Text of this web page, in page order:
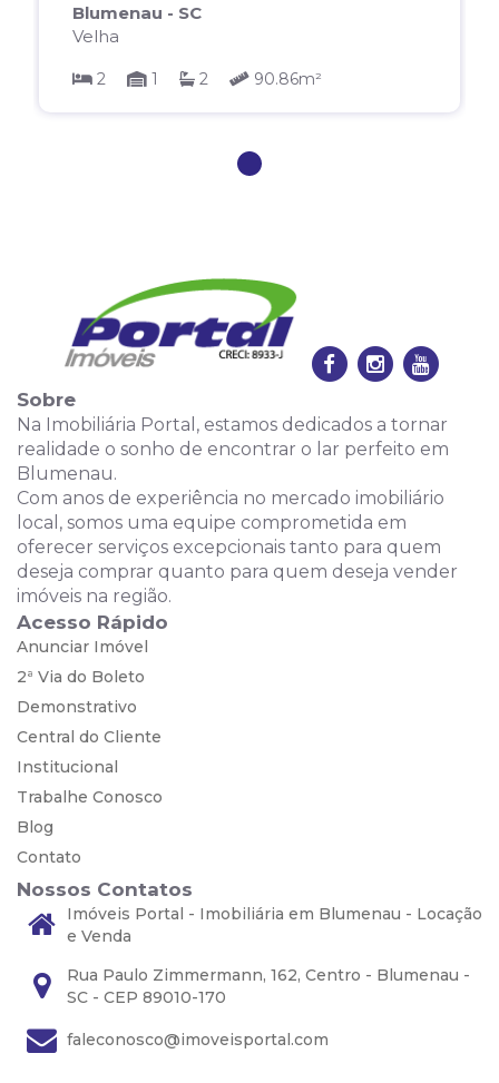
Blumenau - SC
Velha
2 1 2 90.86m²
Sobre
Na Imobiliária Portal, estamos dedicados a tornar
realidade o sonho de encontrar o lar perfeito em
Blumenau.
Com anos de experiência no mercado imobiliário
local, somos uma equipe comprometida em
oferecer serviços excepcionais tanto para quem
deseja comprar quanto para quem deseja vender
imóveis na região.
Acesso Rápido
Anunciar Imóvel
2ª Via do Boleto
Demonstrativo
Central do Cliente
Institucional
Trabalhe Conosco
Blog
Contato
Nossos Contatos
Imóveis Portal - Imobiliária em Blumenau - Locação
e Venda
Rua Paulo Zimmermann, 162, Centro - Blumenau -
SC - CEP 89010-170
faleconosco@imoveisportal.com